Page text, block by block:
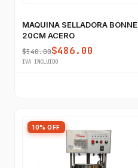
MAQUINA SELLADORA BONNE
20CM ACERO
$540.00$486.00
IVA INCLUIDO
10% OFF